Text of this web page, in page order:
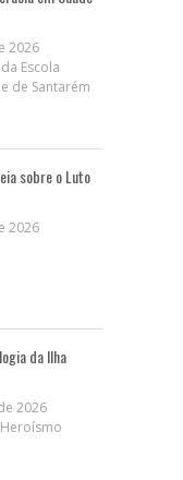
2026
Escola
de Santarém
sobre o Luto
2026
da Ilha
2026